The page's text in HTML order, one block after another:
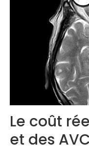
Le coût
et des AVC